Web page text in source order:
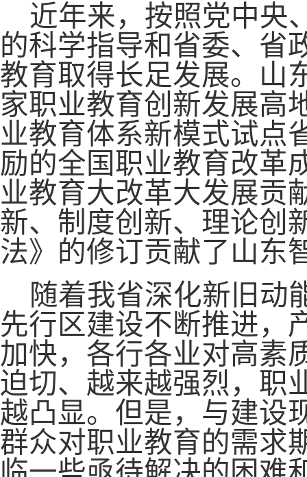
近年来，按照党中央
的科学指导和省委、省
教育取得长足发展。山
家职业教育创新发展高
业教育体系新模式试点
励的全国职业教育改革
业教育大改革大发展贡
新、制度创新、理论创
法》的修订贡献了山东
随着我省深化新旧动
先行区建设不断推进，
加快，各行各业对高素
迫切、越来越强烈，职
越凸显。但是，与建设
群众对职业教育的需求